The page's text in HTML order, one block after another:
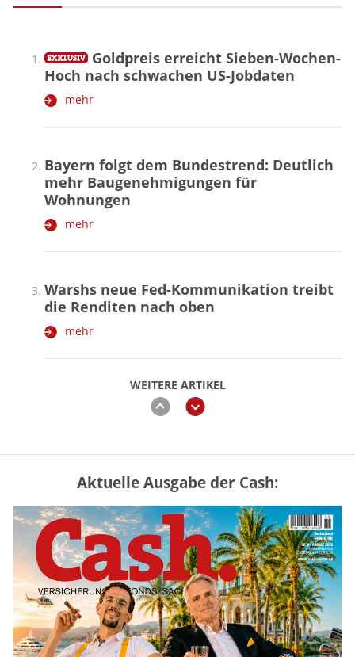
WEITERE ARTIKEL
zurückweiter
Goldpreis erreicht Sieben-Wochen-
Hoch nach schwachen US-Jobdaten
mehr
Bayern folgt dem Bundestrend: Deutlich
mehr Baugenehmigungen für
Wohnungen
mehr
Warshs neue Fed-Kommunikation treibt
die Renditen nach oben
mehr
Vermieter-Zutritt: Wann Mieter
die Wohnung öffnen müssen
mehr
Mütterrente III Tabelle: So viel Renten-
Nachzahlung ist pro Kind möglich
mehr
Aktuelle Ausgabe der Cash: